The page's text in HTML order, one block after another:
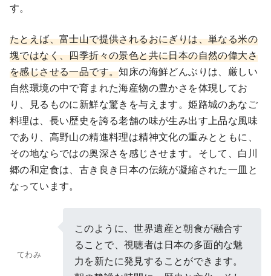
す。
たとえば、富士山で提供されるおにぎりは、単なる米の
塊ではなく、四季折々の景色と共に日本の自然の偉大さ
を感じさせる一品です。知床の海鮮どんぶりは、厳しい
自然環境の中で育まれた海産物の豊かさを体現してお
り、見るものに新鮮な驚きを与えます。姫路城のあなご
料理は、長い歴史を誇る老舗の味が生み出す上品な風味
であり、高野山の精進料理は精神文化の重みとともに、
その地ならではの奥深さを感じさせます。そして、白川
郷の和定食は、古き良き日本の伝統が凝縮された一皿と
なっています。
てわみ
このように、世界遺産と朝食が融合す
ることで、視聴者は日本の多面的な魅
力を新たに発見することができます。